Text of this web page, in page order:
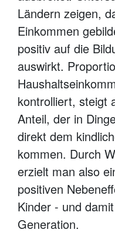
Ländern zeigen,
Einkommen
positiv auf die
auswirkt.
kontrolliert, steigt
Anteil, der in
direkt dem
kommen. Durch
erzielt man also
positiven
Kinder - und
Generation.